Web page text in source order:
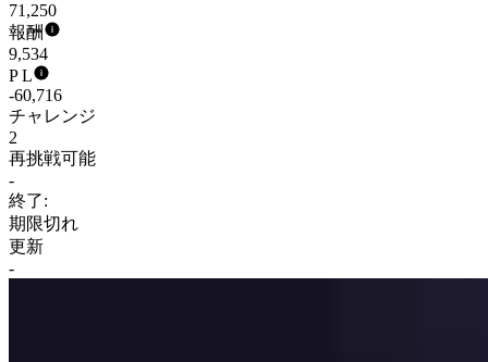
71,250
報酬
9,534
P L
-60,716
チャレンジ
2
再挑戦可能
-
終了:
期限切れ
更新
-